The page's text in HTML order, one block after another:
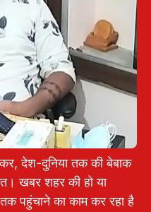
देश-दुनिया तक की बेबाक
खबर शहर की हो या
पहुंचाने का काम कर रहा है